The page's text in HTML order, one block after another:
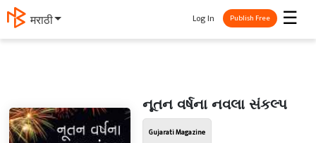
தமிழ் ☰
Log In Publish Free
નૂતન વર્ષના નવલા સંકલ્પ
Gujarati Magazine